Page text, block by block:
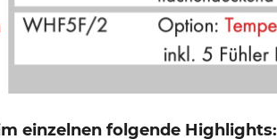
einzelnen folgende Highlights: